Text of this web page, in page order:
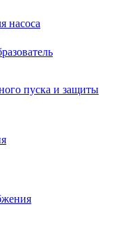
насоса
пуска и защиты